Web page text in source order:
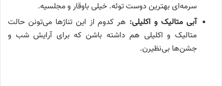
سرمه‌ای بهترین دوست توئه. خیلی باوقار و مجلسیه.
آبی متالیک و اکلیلی: هر کدوم از این تناژها می‌تونن حالت
متالیک و اکلیلی هم داشته باشن که برای آرایش شب و
جشن‌ها بی‌نظیرن.